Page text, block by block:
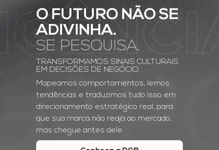
O FUTURO NÃO SE
ADIVINHA.
SE PESQUISA.
TRANSFORMAMOS SINAIS CULTURAIS
EM DECISÕES DE NEGÓCIO.
Mapeamos comportamentos, lemos
tendências e traduzimos tudo isso em
direcionamento estratégico real, para
que sua marca não reaja ao mercado,
mas chegue antes dele.